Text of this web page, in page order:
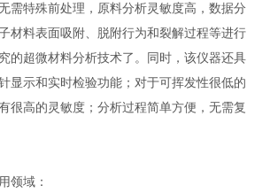
特殊前处理，原料分析灵敏度高，数据分
材料表面吸附、脱附行为和裂解过程等进行
的超微材料分析技术了。同时，该仪器还具
显示和实时检验功能；对于可挥发性很低的
很高的灵敏度；分析过程简单方便，无需复
领域：